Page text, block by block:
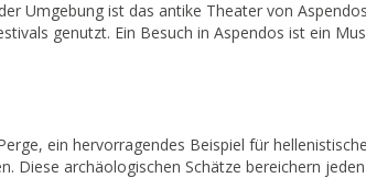
Umgebung ist das antike Theater von
genutzt. Ein Besuch in Aspendos ist ein
ein hervorragendes Beispiel für
Diese archäologischen Schätze bereichern